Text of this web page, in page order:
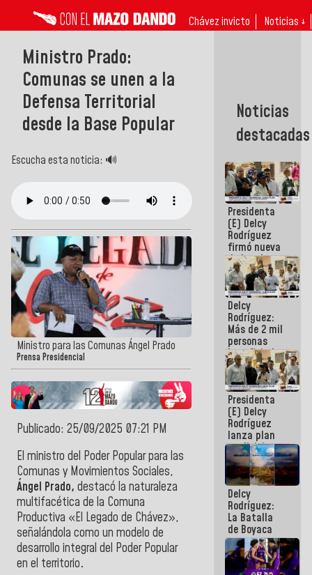
Chávez invicto Noticias ↓
Ministro Prado:
Comunas se unen a la
Defensa Territorial
desde la Base Popular
Escucha esta noticia: 🔊
Ministro para las Comunas Ángel Prado
Prensa Presidencial
Publicado: 25/09/2025 07:21 PM
El ministro del Poder Popular para las
Comunas y Movimientos Sociales,
Ángel Prado, destacó la naturaleza
multifacética de la Comuna
Productiva «El Legado de Chávez»,
señalándola como un modelo de
desarrollo integral del Poder Popular
en el territorio.
Noticias
destacadas
Presidenta
(E) Delcy
Rodríguez
firmó nueva
de Ley de
Arrendamiento
aprobada
por la AN
Delcy
Rodríguez:
Más de 2 mil
personas
beneficiadas
con planes
para
atención de
emergencia
sísmica en
la última
semana
Presidenta
(E) Delcy
Rodríguez
lanza plan
crediticio
con subsidio
a Juntas de
Condominio
Delcy
Rodríguez:
La Batalla
de Boyaca
representa
un capítulo
decisivo en